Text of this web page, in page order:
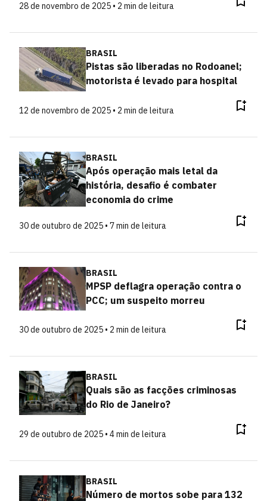
28 de novembro de 2025 • 2 min de leitura
BRASIL
Pistas são liberadas no Rodoanel;
motorista é levado para hospital
12 de novembro de 2025 • 2 min de leitura
BRASIL
Após operação mais letal da
história, desafio é combater
economia do crime
30 de outubro de 2025 • 7 min de leitura
BRASIL
MPSP deflagra operação contra o
PCC; um suspeito morreu
30 de outubro de 2025 • 2 min de leitura
BRASIL
Quais são as facções criminosas
do Rio de Janeiro?
29 de outubro de 2025 • 4 min de leitura
BRASIL
Número de mortos sobe para 132